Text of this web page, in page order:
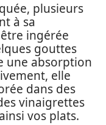
plusieurs
à sa
ingérée
gouttes
une absorption
elle
dans des
vinaigrettes
vos plats.